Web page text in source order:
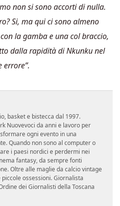
non si sono accorti di nulla.
Si, ma qui ci sono almeno
la gamba e una col braccio,
dalla rapidità di Nkunku nel
errore”.
basket e bistecca dal 1997.
Nuovevoci da anni e lavoro per
ogni evento in una
Quando non sono al computer o
i paesi nordici e perdermi nei
fantasy, da sempre fonti
Oltre alle maglie da calcio vintage
ossessioni. Giornalista
dei Giornalisti della Toscana